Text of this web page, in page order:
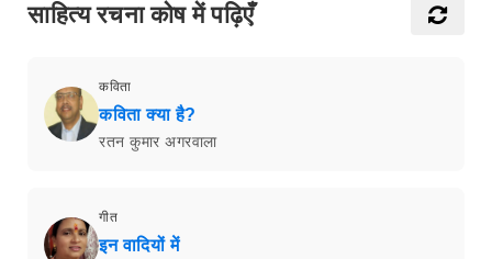
साहित्य रचना कोष में पढ़िएँ
कविता
कविता क्या है?
रतन कुमार अगरवाला
गीत
इन वादियों में